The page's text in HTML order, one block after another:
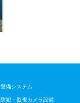
警備システム
防犯・監視カメラ設備